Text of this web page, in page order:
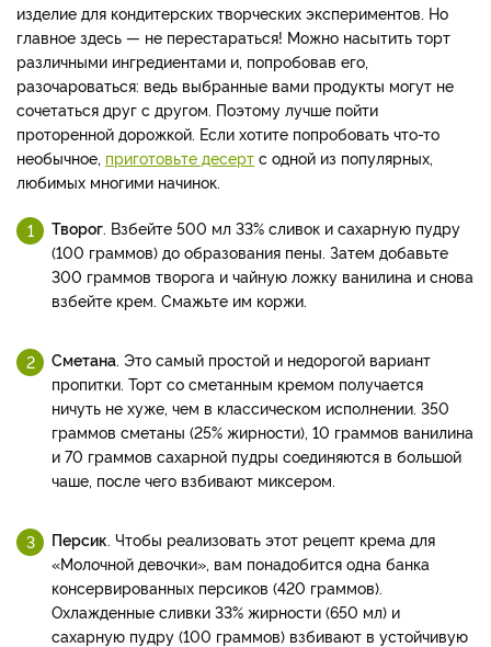
изделие для кондитерских творческих экспериментов. Но
главное здесь — не перестараться! Можно насытить торт
различными ингредиентами и, попробовав его,
разочароваться: ведь выбранные вами продукты могут не
сочетаться друг с другом. Поэтому лучше пойти
проторенной дорожкой. Если хотите попробовать что-то
необычное, приготовьте десерт с одной из популярных,
любимых многими начинок.
Творог . Взбейте 500 мл 33% сливок и сахарную пудру
(100 граммов) до образования пены. Затем добавьте
300 граммов творога и чайную ложку ванилина и снова
взбейте крем. Смажьте им коржи.
Сметана . Это самый простой и недорогой вариант
пропитки. Торт со сметанным кремом получается
ничуть не хуже, чем в классическом исполнении. 350
граммов сметаны (25% жирности), 10 граммов ванилина
и 70 граммов сахарной пудры соединяются в большой
чаше, после чего взбивают миксером.
Персик . Чтобы реализовать этот рецепт крема для
«Молочной девочки», вам понадобится одна банка
консервированных персиков (420 граммов).
Охлажденные сливки 33% жирности (650 мл) и
сахарную пудру (100 граммов) взбивают в устойчивую